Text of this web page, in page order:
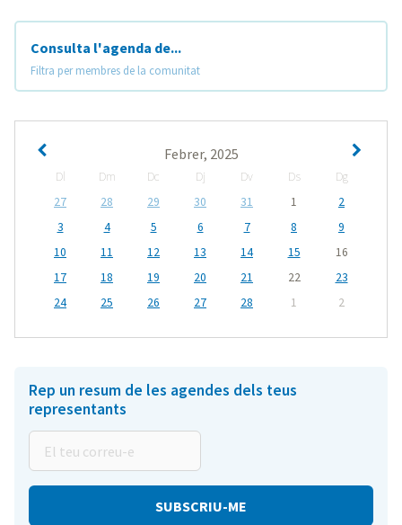
Consulta l'agenda de...
Filtra per membres de la comunitat
Febrer, 2025
Dl Dm Dc Dj Dv Ds
Dg
27
28 29 30 31 1
2
3
4 5 6 7 8
9
10
11 12 13 14 15
16
17
18 19 20 21 22
23
24
25 26 27 28 1 2
Rep un resum de les agendes dels teus
representants
teu
correu-